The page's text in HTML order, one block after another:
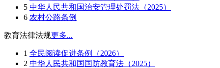
5 中华人民共和国治安管理处罚法（2025）
6 农村公路条例
教育法律法规更多...
1 全民阅读促进条例（2026）
2 中华人民共和国国防教育法（2025）